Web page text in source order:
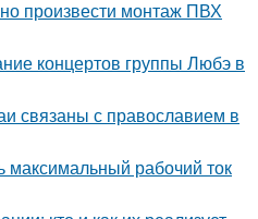
произвести монтаж ПВХ
концертов группы Любэ в
связаны с православием в
максимальный рабочий ток